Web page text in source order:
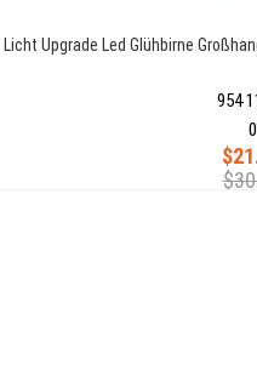
Upgrade Led Glühbirne
954
0